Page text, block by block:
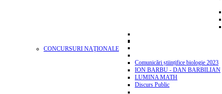
CONCURSURI NAŢIONALE
Comunicări științifice biologie 2023
ION BARBU - DAN BARBILIAN
LUMINA MATH
Discurs Public